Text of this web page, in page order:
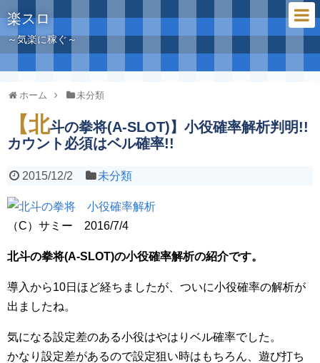
楽スロ
～気楽に稼ぐ～
ホーム 未分類
【北斗の拳将(A-SLOT)】小役確率解析判明!!
カウント必須はベル確率!!
2015/12/2 未分類
（C）サミー 2016/7/4
北斗の拳将(A-SLOT)の小役確率解析の紹介です。
導入から10日ほど経ちましたが、ついに小役確率の解析が
出ましたね。
気になる設定差のある小役はやはりベル確率でした。
かなり設定差があるので設定狙い時はもちろん、遊び打ち